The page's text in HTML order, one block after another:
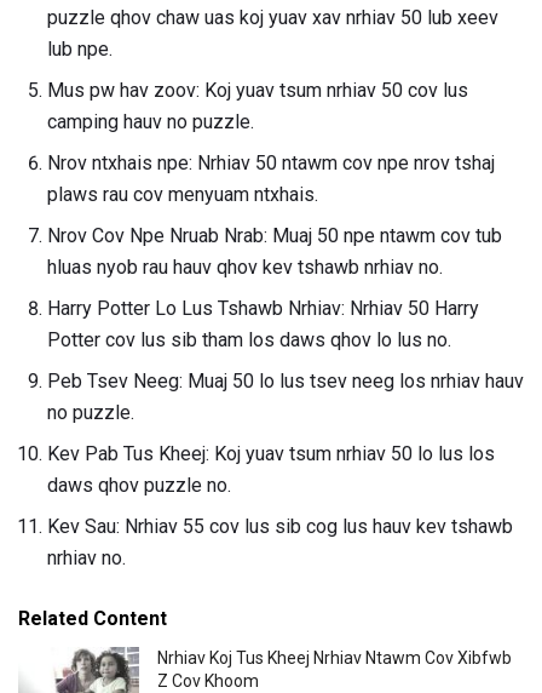
puzzle qhov chaw uas koj yuav xav nrhiav 50 lub xeev
lub npe.
Mus pw hav zoov: Koj yuav tsum nrhiav 50 cov lus
camping hauv no puzzle.
Nrov ntxhais npe: Nrhiav 50 ntawm cov npe nrov tshaj
plaws rau cov menyuam ntxhais.
Nrov Cov Npe Nruab Nrab: Muaj 50 npe ntawm cov tub
hluas nyob rau hauv qhov kev tshawb nrhiav no.
Harry Potter Lo Lus Tshawb Nrhiav: Nrhiav 50 Harry
Potter cov lus sib tham los daws qhov lo lus no.
Peb Tsev Neeg: Muaj 50 lo lus tsev neeg los nrhiav hauv
no puzzle.
Kev Pab Tus Kheej: Koj yuav tsum nrhiav 50 lo lus los
daws qhov puzzle no.
Kev Sau: Nrhiav 55 cov lus sib cog lus hauv kev tshawb
nrhiav no.
Related Content
Nrhiav Koj Tus Kheej Nrhiav Ntawm Cov Xibfwb
Z Cov Khoom